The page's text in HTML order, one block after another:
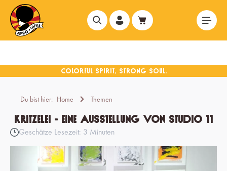
springen
Du bist hier: Home Themen
Kritzelei - Eine Ausstellung von Studio 11
Geschätze Lesezeit: 3 Minuten